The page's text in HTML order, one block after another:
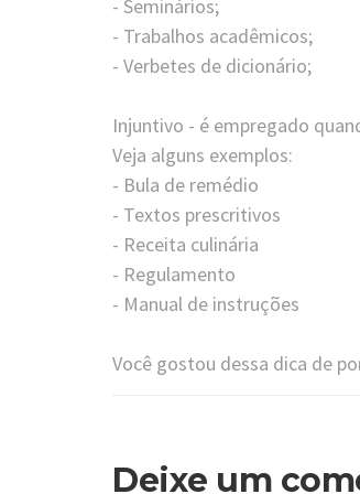
- Seminários;
- Trabalhos acadêmicos;
- Verbetes de dicionário;
Injuntivo - é empregado
Veja alguns exemplos:
- Bula de remédio
- Textos prescritivos
- Receita culinária
- Regulamento
- Manual de instruções
Você gostou dessa dica de
Deixe um